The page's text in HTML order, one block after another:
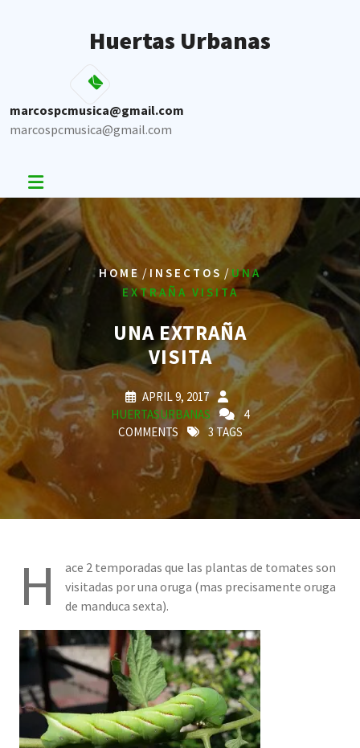
Huertas Urbanas
marcospcmusica@gmail.com
marcospcmusica@gmail.com
HOME / INSECTOS/ UNA
EXTRAÑA VISITA
UNA EXTRAÑA
VISITA
APRIL 9, 2017
HUERTASURBANAS
4
COMMENTS
3 TAGS
H
ace 2 temporadas que las plantas de tomates son
visitadas por una oruga (mas precisamente oruga
de manduca sexta).